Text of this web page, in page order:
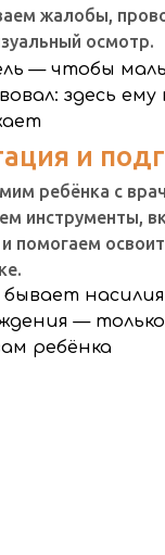
жалобы,
осмотр.
— чтобы
здесь ему
и
ребёнка с
инструменты,
помогаем
бывает насилия
—
ребёнка